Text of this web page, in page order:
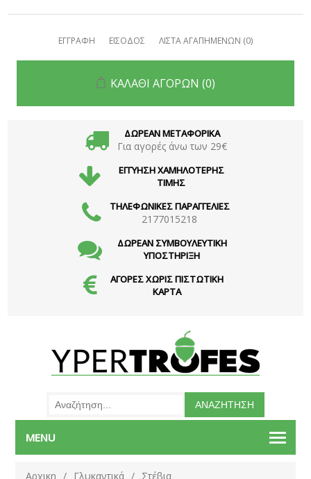
ΕΓΓΡΑΦΗ ΕΙΣΟΔΟΣ ΛΙΣΤΑ ΑΓΑΠΗΜΕΝΩΝ (0)
ΚΑΛΑΘΙ ΑΓΟΡΩΝ (0)
ΔΩΡΕΑΝ ΜΕΤΑΦΟΡΙΚΑ
Για αγορές άνω των 29€
ΕΓΓΥΗΣΗ ΧΑΜΗΛΟΤΕΡΗΣ
ΤΙΜΗΣ
ΤΗΛΕΦΩΝΙΚΕΣ ΠΑΡΑΓΓΕΛΙΕΣ
2177015218
ΔΩΡΕΑΝ ΣΥΜΒΟΥΛΕΥΤΙΚΗ
ΥΠΟΣΤΗΡΙΞΗ
ΑΓΟΡΕΣ ΧΩΡΙΣ ΠΙΣΤΩΤΙΚΗ
ΚΑΡΤΑ
MENU
Αρχικη / Γλυκαντικά / Στέβια